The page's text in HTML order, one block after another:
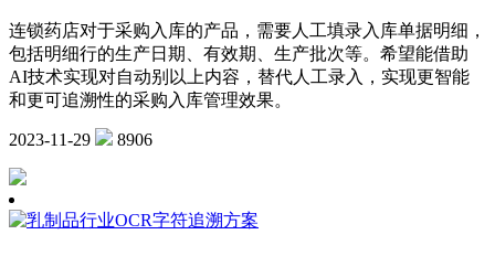
连锁药店对于采购入库的产品，需要人工填录入库单据明细，
包括明细行的生产日期、有效期、生产批次等。希望能借助
AI技术实现对自动别以上内容，替代人工录入，实现更智能
和更可追溯性的采购入库管理效果。
2023-11-29 8906